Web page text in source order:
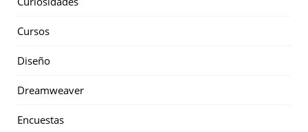
Cursos
Diseño
Dreamweaver
Encuestas